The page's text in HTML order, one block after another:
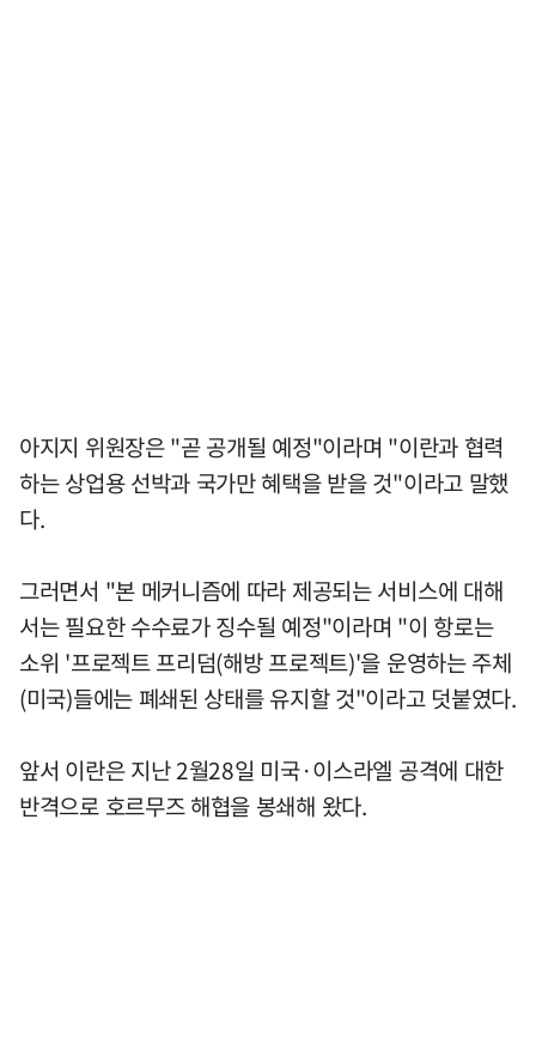
아지지 위원장은 "곧 공개될 예정"이라며 "이란과 협력
하는 상업용 선박과 국가만 혜택을 받을 것"이라고 말했
다.
그러면서 "본 메커니즘에 따라 제공되는 서비스에 대해
서는 필요한 수수료가 징수될 예정"이라며 "이 항로는
소위 '프로젝트 프리덤(해방 프로젝트)'을 운영하는 주체
(미국)들에는 폐쇄된 상태를 유지할 것"이라고 덧붙였다.
앞서 이란은 지난 2월28일 미국·이스라엘 공격에 대한
반격으로 호르무즈 해협을 봉쇄해 왔다.